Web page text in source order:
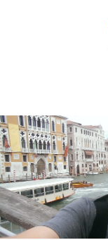
de
content